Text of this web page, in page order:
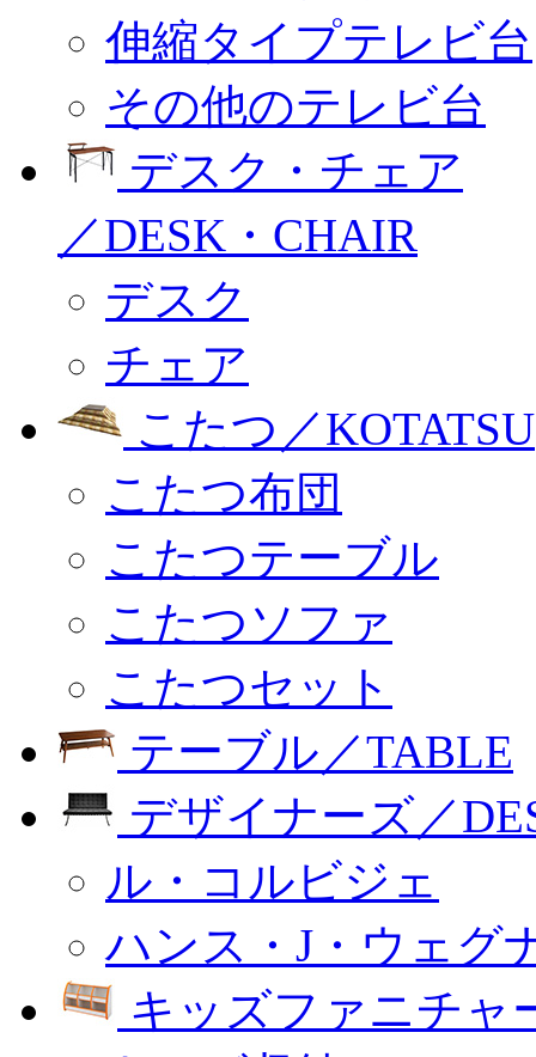
伸縮タイプテレビ台
その他のテレビ台
デスク・チェア
／DESK・CHAIR
デスク
チェア
こたつ／KOTATSU
こたつ布団
こたつテーブル
こたつソファ
こたつセット
テーブル／TABLE
デザイナーズ／
ル・コルビジェ
ハンス・J・ウェグ
キッズファニチャ